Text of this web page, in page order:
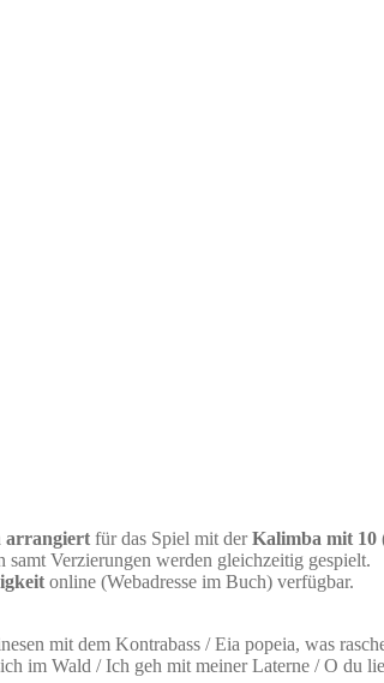
arrangiert für das Spiel mit derKalimba mit 10
Verzierungen werden gleichzeitig gespielt.
online (Webadresse im Buch) verfügbar.
mit dem Kontrabass / Eia popeia, was
im Wald / Ich geh mit meiner Laterne / O du